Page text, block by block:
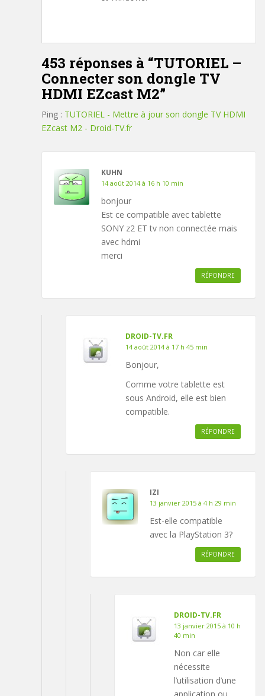
453 réponses à “TUTORIEL –
Connecter son dongle TV
HDMI EZcast M2”
Ping : TUTORIEL - Mettre à jour son dongle TV HDMI
EZcast M2 - Droid-TV.fr
KUHN
14 août 2014 à 16 h 10 min
bonjour
Est ce compatible avec tablette
SONY z2 ET tv non connectée mais
avec hdmi
merci
RÉPONDRE
DROID-TV.FR
14 août 2014 à 17 h 45 min
Bonjour,
Comme votre tablette est
sous Android, elle est bien
compatible.
RÉPONDRE
IZI
13 janvier 2015 à 4 h 29 min
Est-elle compatible
avec la PlayStation 3?
RÉPONDRE
DROID-TV.FR
13 janvier 2015 à 10 h
40 min
Non car elle
nécessite
l’utilisation d’une